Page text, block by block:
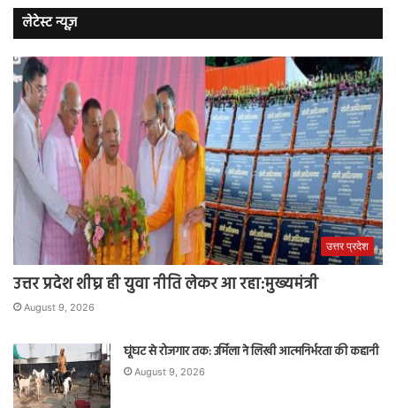
लेटेस्ट न्यूज़
उत्तर प्रदेश
उत्तर प्रदेश शीघ्र ही युवा नीति लेकर आ रहा:मुख्यमंत्री
August 9, 2026
घूंघट से रोजगार तक: उर्मिला ने लिखी आत्मनिर्भरता की कहानी
August 9, 2026